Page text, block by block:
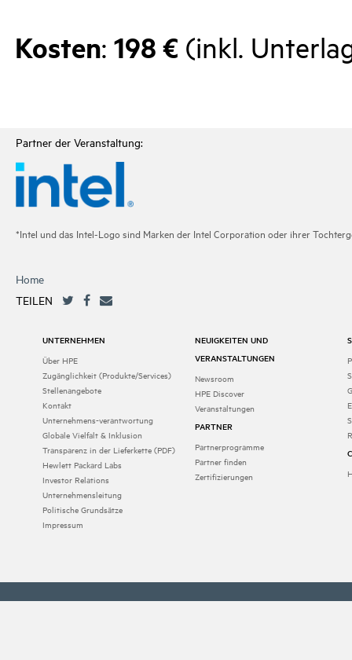
Kosten: 198 € (inkl.
Partner der Veranstaltung:
*Intel und das Intel-Logo sind Marken der Intel Corporation oder ihrer
Home
TEILEN
UNTERNEHMEN
Über HPE
Zugänglichkeit (Produkte/Services)
Stellenangebote
Kontakt
Unternehmens-verantwortung
Globale Vielfalt & Inklusion
Transparenz in der Lieferkette (PDF)
Hewlett Packard Labs
Investor Relations
Unternehmensleitung
Politische Grundsätze
Impressum
NEUIGKEITEN UND
VERANSTALTUNGEN
Newsroom
HPE Discover
Veranstaltungen
PARTNER
Partnerprogramme
Partner finden
Zertifizierungen